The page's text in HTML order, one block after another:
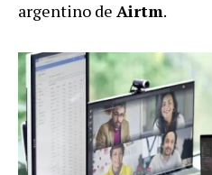
argentino de Airtm.